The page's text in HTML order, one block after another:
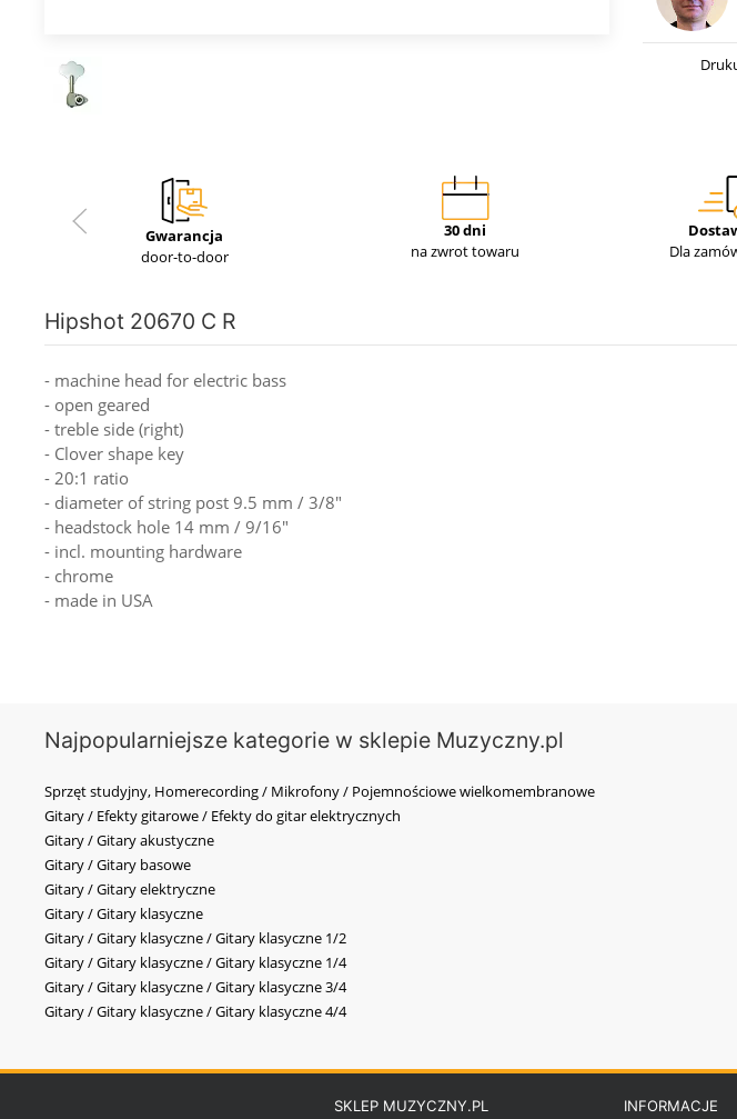
Gwarancja
door-to-door
30 dni
na zwrot towaru
Dla
Hipshot 20670 C R
- machine head for electric bass
- open geared
- treble side (right)
- Clover shape key
- 20:1 ratio
- diameter of string post 9.5 mm / 3/8"
- headstock hole 14 mm / 9/16"
- incl. mounting hardware
- chrome
- made in USA
Najpopularniejsze kategorie w sklepie Muzyczny.pl
Sprzęt studyjny, Homerecording / Mikrofony / Pojemnościowe wielkomembranowe
Gitary / Efekty gitarowe / Efekty do gitar elektrycznych
Gitary / Gitary akustyczne
Gitary / Gitary basowe
Gitary / Gitary elektryczne
Gitary / Gitary klasyczne
Gitary / Gitary klasyczne / Gitary klasyczne 1/2
Gitary / Gitary klasyczne / Gitary klasyczne 1/4
Gitary / Gitary klasyczne / Gitary klasyczne 3/4
Gitary / Gitary klasyczne / Gitary klasyczne 4/4
SKLEP MUZYCZNY.PL INFORMACJE